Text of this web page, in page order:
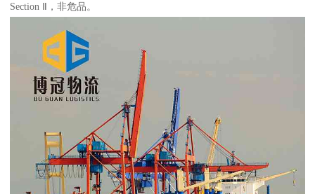
Section Ⅱ，非危品。